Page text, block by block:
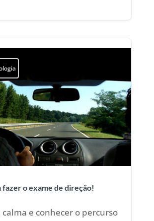
fazer o exame de direção!
e conhecer o percurso